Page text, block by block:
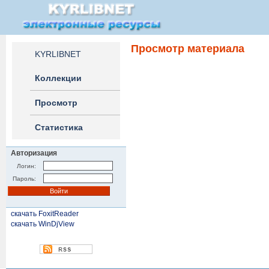
KYRLIBNET
Коллекции
Просмотр
Статистика
Авторизация
Логин:
Пароль:
скачать FoxitReader
скачать WinDjView
Просмотр материала